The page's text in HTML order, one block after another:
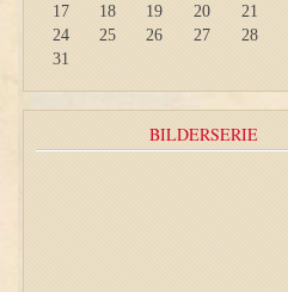
17
18 19 20 21
24
25 26 27 28
31
BILDERSERIE